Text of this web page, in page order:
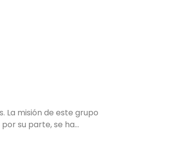
La misión de este grupo
su parte, se ha...